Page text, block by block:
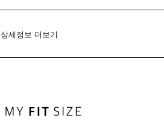
상세정보 더보기